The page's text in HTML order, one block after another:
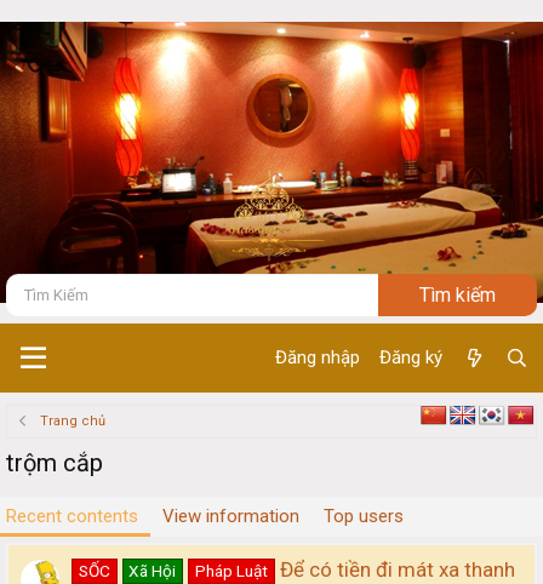
Đăng nhập Đăng ký
Trang chủ
trộm cắp
Recent contents View information Top users
SỐC Xã Hội Pháp Luật
Để có tiền đi mát xa thanh